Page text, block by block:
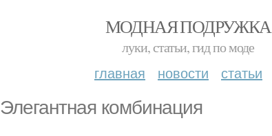
МОДНАЯ ПОДРУЖКА
луки, статьи, гид по моде
главная новости статьи
Элегантная комбинация